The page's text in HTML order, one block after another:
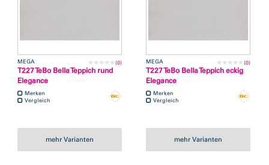
MEGA (0)
T227 TeBo Bella Teppich rund
Elegance
Merken
Vergleich
mehr Varianten
MEGA (0)
T227 TeBo Bella Teppich eckig
Elegance
Merken
Vergleich
mehr Varianten